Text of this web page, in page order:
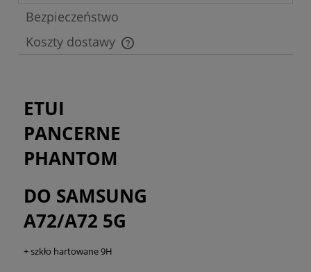
Bezpieczeństwo
Koszty dostawy
Cena nie zawiera ewentualnych kosztów płatności
ETUI
PANCERNE
PHANTOM
DO SAMSUNG
A72/A72 5G
+ szkło hartowane 9H